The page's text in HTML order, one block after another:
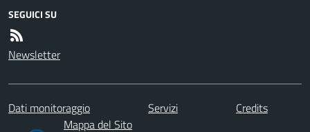
SEGUICI SU
Newsletter
Dati monitoraggio Servizi
Credits
Mappa del Sito